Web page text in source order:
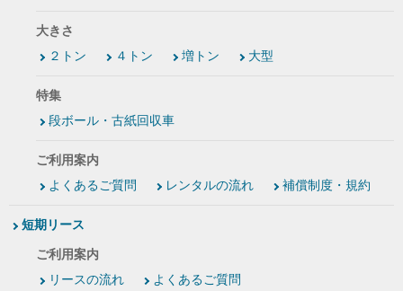
大きさ
２トン
４トン 増トン 大型
特集
段ボール・古紙回収車
ご利用案内
よくあるご質問
レンタルの流れ 補償制度・規約
短期リース
ご利用案内
リースの流れ
よくあるご質問